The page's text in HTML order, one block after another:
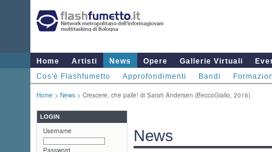
Home Artisti News Opere Gallerie Virtuali
Cos'è Flashfumetto
Approfondimenti Bandi
Home > News > Crescere, che palle! di Sarah Andersen (BeccoGiallo, 2016)
LOGIN
Username
Password
News